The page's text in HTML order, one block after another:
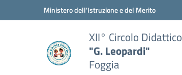
Vai ai contenuti
Vai al menu di navigazioneMinistero dell'Istruzione e del Merito
XII° Circolo Didattico
"G. Leopardi"
Foggia